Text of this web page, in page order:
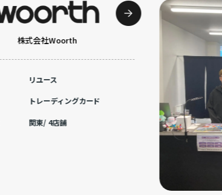
株式会社Woorth
リユース
トレーディングカード
関東/ 4店舗